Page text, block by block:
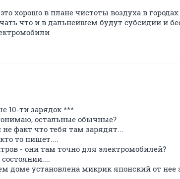
хорошо в плане чистоты воздуха в городах
что и в дальнейшем будут субсидии и
10-ти зарядок ***
остальные обычные?
факт что тебя там зарядят...
то пишет....
- они там точно для электромобилей?
доме установлена микрик японский от нее